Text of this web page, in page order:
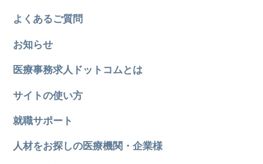
よくあるご質問
お知らせ
医療事務求人ドットコムとは
サイトの使い方
就職サポート
人材をお探しの医療機関・企業様